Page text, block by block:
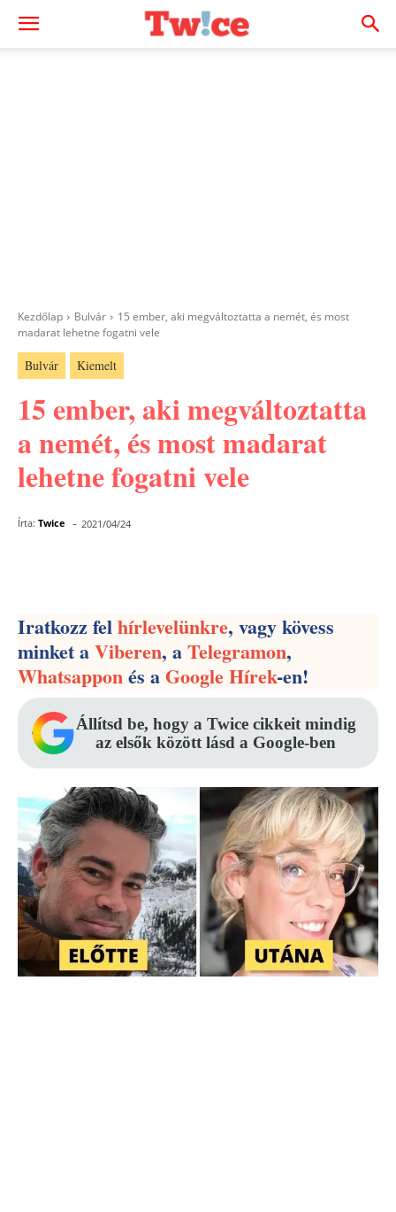
Kezdőlap Bulvár
15 ember, aki megváltoztatta a nemét, és most
madarat lehetne fogatni vele
Bulvár Kiemelt
15 ember, aki megváltoztatta
a nemét, és most madarat
lehetne fogatni vele
Írta: Twice - 2021/04/24
Iratkozz felhírlevelünkre, vagy kövess
minket aViberen, aTelegramon,
Whatsapponés aGoogle Hírek-en!
Állítsd be, hogy a Twice cikkeit mindig
az elsők között lásd a Google-ben